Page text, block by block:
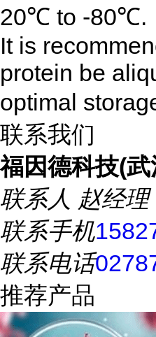
20℃ to -80℃.
It is
protein be
optimal
联系我们
福因德科技(武
联系人 赵经理
联系手机
联系电话
推荐产品